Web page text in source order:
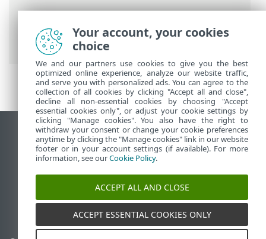
Ηλεκτρονική βοήθεια ESET>ESET
Internet Security>Ρυθμίσεις για
προχωρημένους> Συνδεσιμότητα
Προβολή ιστότοπου επιφάνειας εργασίας
End of Life
Γνωσιακή βάση ESET
Ομάδα συζήτησης ESET
ESET Status Portal
Τοπική υποστήριξη
Your account, your cookies
choice
We and our partners use cookies to give you the best
optimized online experience, analyze our website traffic,
and serve you with personalized ads. You can agree to the
collection of all cookies by clicking "Accept all and close",
decline all non-essential cookies by choosing "Accept
essential cookies only", or adjust your cookie settings by
clicking "Manage cookies". You also have the right to
withdraw your consent or change your cookie preferences
anytime by clicking the "Manage cookies" link in our website
footer or in your account settings (if available). For more
information, see ourCookie Policy.
ACCEPT ALL AND CLOSE
ACCEPT ESSENTIAL COOKIES ONLY